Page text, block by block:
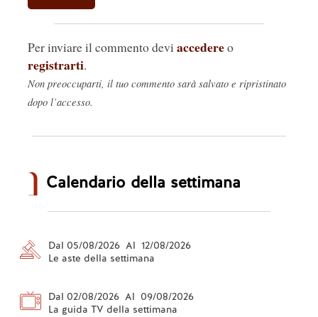
Per inviare il commento devi accedereo
registrarti.
Non preoccuparti, il tuo commento sarà salvato e ripristinato
dopo l’accesso.
Calendario della settimana
Dal 05/08/2026 Al 12/08/2026
Le aste della settimana
Dal 02/08/2026 Al 09/08/2026
La guida TV della settimana